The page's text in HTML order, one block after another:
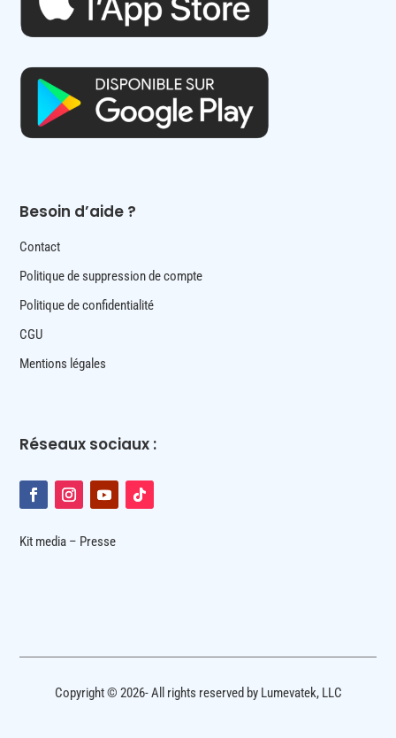
Besoin d’aide ?
Contact
Politique de suppression de compte
Politique de confidentialité
CGU
Mentions légales
Réseaux sociaux :
Kit media – Presse
Copyright © 2026- All rights reserved by Lumevatek, LLC